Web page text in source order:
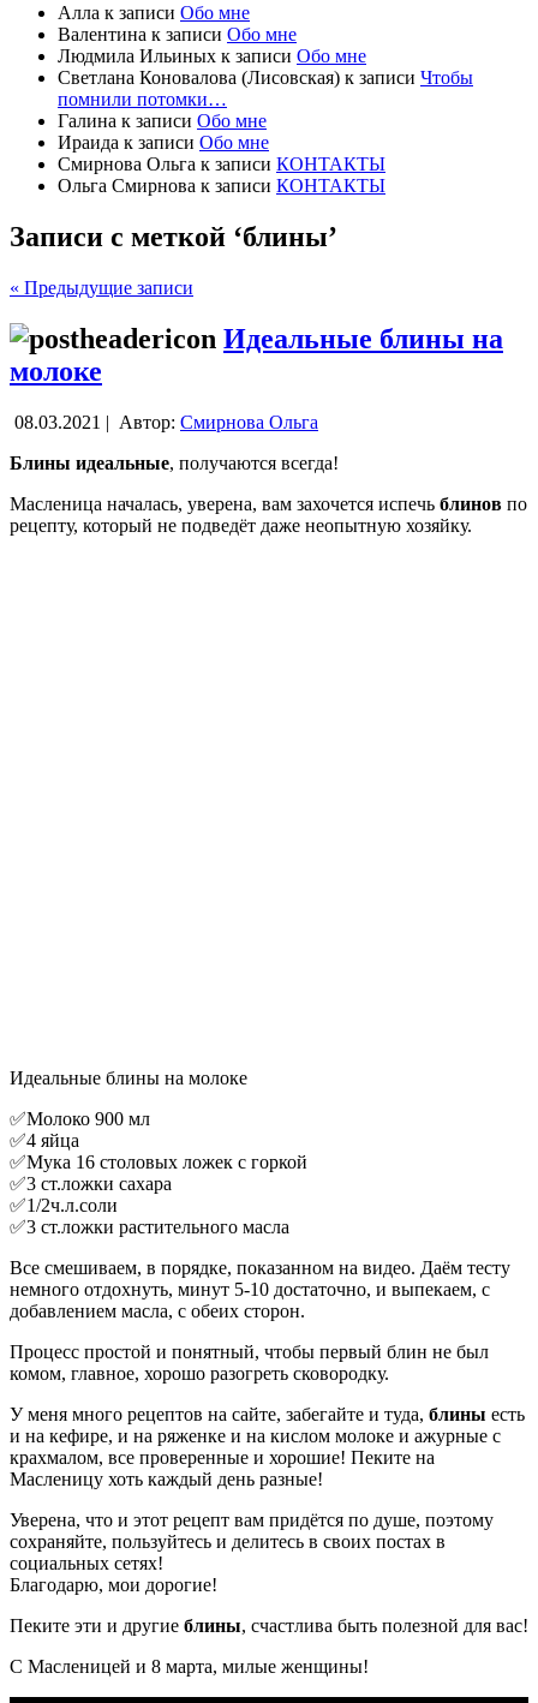
Алла к записи Обо мне
Валентина к записи Обо мне
Людмила Ильиных к записи Обо мне
Светлана Коновалова (Лисовская) к записи Чтобы
помнили потомки…
Галина к записи Обо мне
Ираида к записи Обо мне
Смирнова Ольга к записи КОНТАКТЫ
Ольга Смирнова к записи КОНТАКТЫ
Записи с меткой ‘блины’
« Предыдущие записи
Идеальные блины на
молоке
08.03.2021 | Автор: Смирнова Ольга
Блины идеальные, получаются всегда!
Масленица началась, уверена, вам захочется испечь блинов по
рецепту, который не подведёт даже неопытную хозяйку.
Идеальные блины на молоке
✅Молоко 900 мл
✅4 яйца
✅Мука 16 столовых ложек с горкой
✅3 ст.ложки сахара
✅1/2ч.л.соли
✅3 ст.ложки растительного масла
Все смешиваем, в порядке, показанном на видео. Даём тесту
немного отдохнуть, минут 5-10 достаточно, и выпекаем, с
добавлением масла, с обеих сторон.
Процесс простой и понятный, чтобы первый блин не был
комом, главное, хорошо разогреть сковородку.
У меня много рецептов на сайте, забегайте и туда, блины есть
и на кефире, и на ряженке и на кислом молоке и ажурные с
крахмалом, все проверенные и хорошие! Пеките на
Масленицу хоть каждый день разные!
Уверена, что и этот рецепт вам придётся по душе, поэтому
сохраняйте, пользуйтесь и делитесь в своих постах в
социальных сетях!
Благодарю, мои дорогие!
Пеките эти и другие блины, счастлива быть полезной для вас!
С Масленицей и 8 марта, милые женщины!